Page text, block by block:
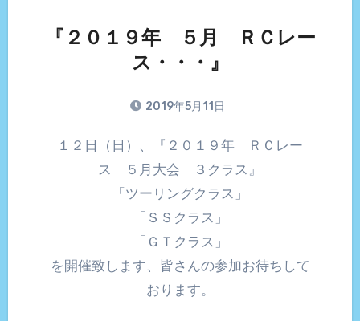
『２０１９年 ５月 ＲＣレー
ス・・・』
2019年5月11日
１２日（日）、『２０１９年 ＲＣレー
ス ５月大会 ３クラス』
「ツーリングクラス」
「ＳＳクラス」
「ＧＴクラス」
を開催致します、皆さんの参加お待ちして
おります。